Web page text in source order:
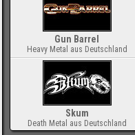
Gun Barrel
Heavy Metal aus Deutschland
Skum
Death Metal aus Deutschland